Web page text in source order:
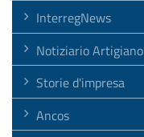
InterregNews
Notiziario Artigiano
Storie d'impresa
Ancos